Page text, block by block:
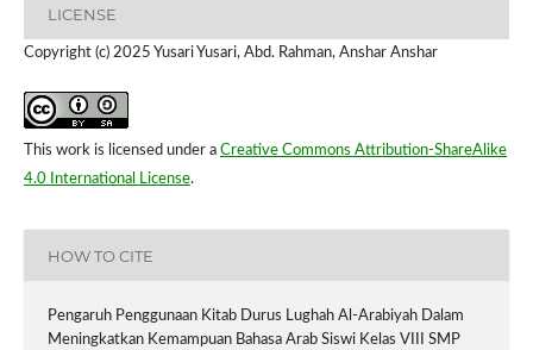
LICENSE
Copyright (c) 2025 Yusari Yusari, Abd. Rahman, Anshar Anshar
This work is licensed under a Creative Commons Attribution-ShareAlike
4.0 International License.
HOW TO CITE
Pengaruh Penggunaan Kitab Durus Lughah Al-Arabiyah Dalam
Meningkatkan Kemampuan Bahasa Arab Siswi Kelas VIII SMP